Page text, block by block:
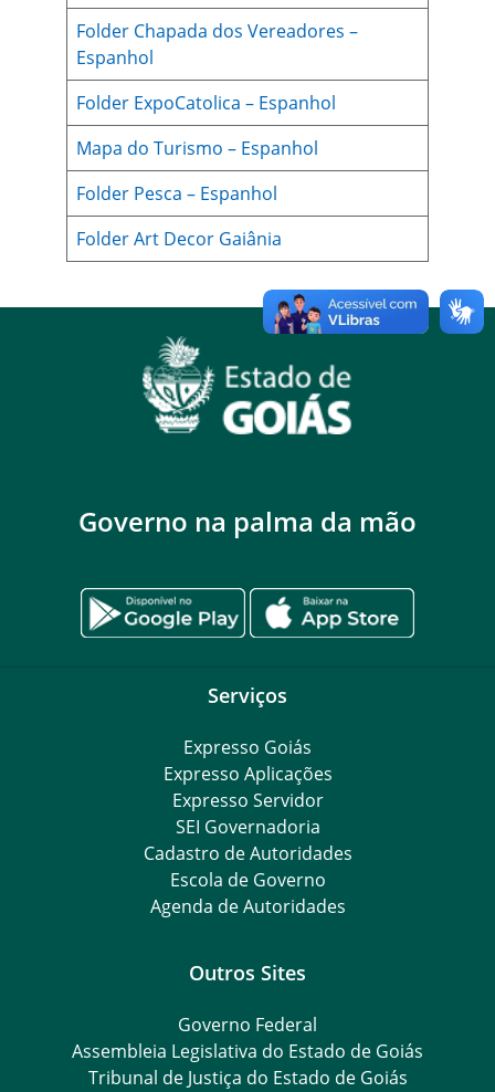
Folder Chapada dos Vereadores –
Espanhol
Folder ExpoCatolica – Espanhol
Mapa do Turismo – Espanhol
Folder Pesca – Espanhol
Folder Art Decor Gaiânia
Governo na palma da mão
Serviços
Expresso Goiás
Expresso Aplicações
Expresso Servidor
SEI Governadoria
Cadastro de Autoridades
Escola de Governo
Agenda de Autoridades
Outros Sites
Governo Federal
Assembleia Legislativa do Estado de Goiás
Tribunal de Justiça do Estado de Goiás